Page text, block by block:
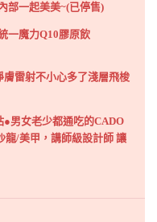
部一起美美~(已停售)
一魔力Q10膠原飲
膚雷射不小心多了淺層飛梭
●男女老少都通吃的CADO
龍/美甲，講師級設計師 讓